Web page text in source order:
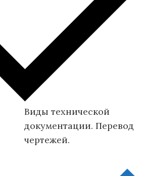
Виды технической
документации. Перевод
чертежей.